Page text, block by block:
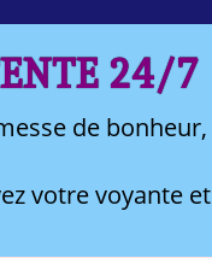
24/7
de bonheur,
votre voyante et